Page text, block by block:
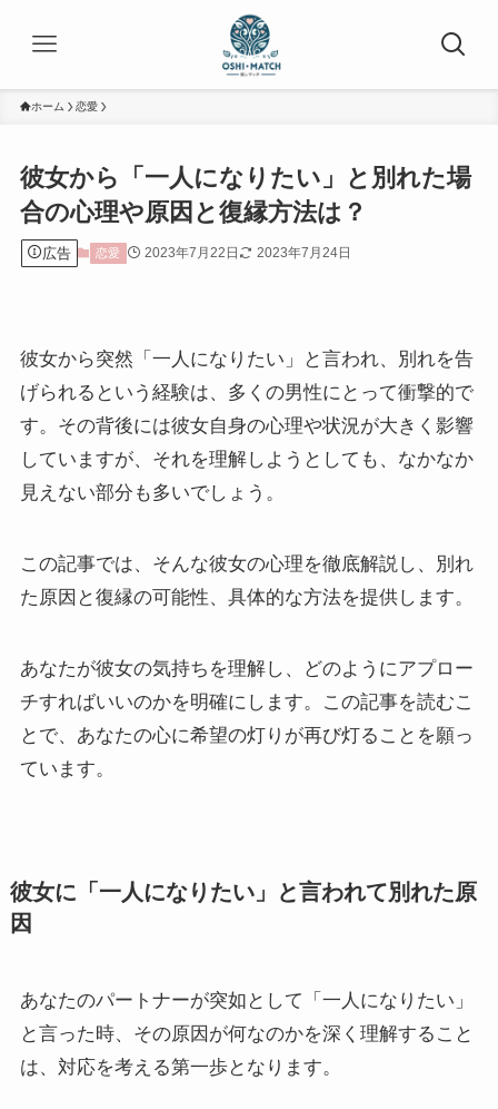
ホーム 恋愛
彼女から「一人になりたい」と別れた場
合の心理や原因と復縁方法は？
広告 恋愛 2023年7月22日 2023年7月24日
彼女から突然「一人になりたい」と言われ、別れを告
げられるという経験は、多くの男性にとって衝撃的で
す。その背後には彼女自身の心理や状況が大きく影響
していますが、それを理解しようとしても、なかなか
見えない部分も多いでしょう。
この記事では、そんな彼女の心理を徹底解説し、別れ
た原因と復縁の可能性、具体的な方法を提供します。
あなたが彼女の気持ちを理解し、どのようにアプロー
チすればいいのかを明確にします。この記事を読むこ
とで、あなたの心に希望の灯りが再び灯ることを願っ
ています。
彼女に「一人になりたい」と言われて別れた原
因
あなたのパートナーが突如として「一人になりたい」
と言った時、その原因が何なのかを深く理解すること
は、対応を考える第一歩となります。